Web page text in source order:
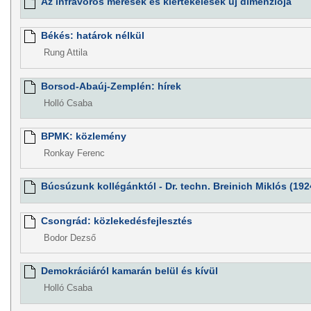
Békés: határok nélkül
Rung Attila
Borsod-Abaúj-Zemplén: hírek
Holló Csaba
BPMK: közlemény
Ronkay Ferenc
Búcsúzunk kollégánktól - Dr. techn. Breinich Miklós
Csongrád: közlekedésfejlesztés
Bodor Dezső
Demokráciáról kamarán belül és kívül
Holló Csaba